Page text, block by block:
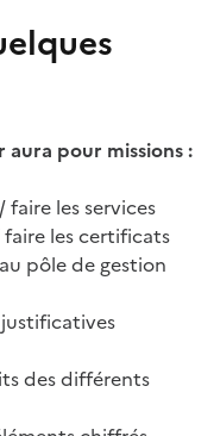
pour missions :
les services
les certificats
pôle de gestion
des différents